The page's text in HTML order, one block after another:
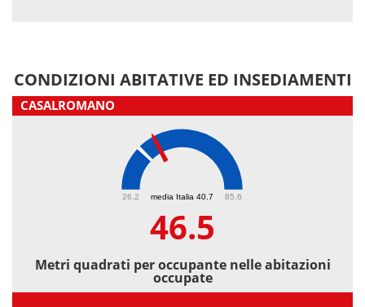
CONDIZIONI ABITATIVE ED INSEDIAMENTI
CASALROMANO
media Italia 40.7
26.2 85.6
46.5
Metri quadrati per occupante nelle abitazioni
occupate